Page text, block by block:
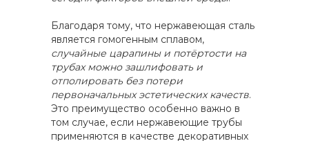
Благодаря тому, что нержавеющая сталь
является гомогенным сплавом,
случайные царапины и потёртости на
трубах можно зашлифовать и
отполировать без потери
первоначальных эстетических качеств.
Это преимущество особенно важно в
том случае, если нержавеющие трубы
применяются в качестве декоративных